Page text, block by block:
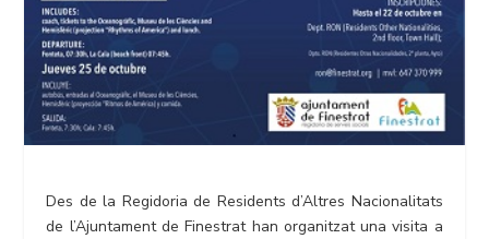
Des de la Regidoria de Residents d’Altres Nacionalitats
de l’Ajuntament de Finestrat han organitzat una visita a